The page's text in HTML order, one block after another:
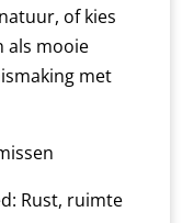
of kies
als mooie
met
Rust, ruimte